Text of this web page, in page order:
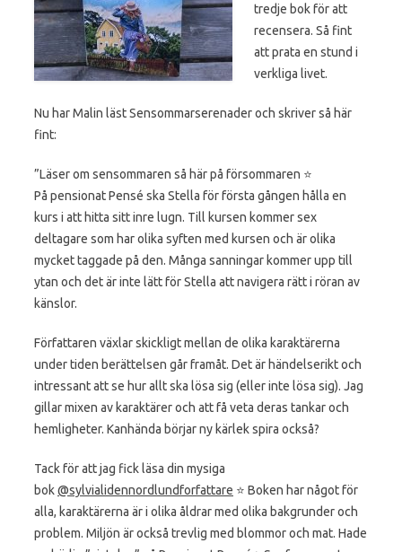
tredje bok för att
recensera. Så fint
att prata en stund i
verkliga livet.
Nu har Malin läst Sensommarserenader och skriver så här
fint:
”Läser om sensommaren så här på försommaren ⭐️
På pensionat Pensé ska Stella för första gången hålla en
kurs i att hitta sitt inre lugn. Till kursen kommer sex
deltagare som har olika syften med kursen och är olika
mycket taggade på den. Många sanningar kommer upp till
ytan och det är inte lätt för Stella att navigera rätt i röran av
känslor.
Författaren växlar skickligt mellan de olika karaktärerna
under tiden berättelsen går framåt. Det är händelserikt och
intressant att se hur allt ska lösa sig (eller inte lösa sig). Jag
gillar mixen av karaktärer och att få veta deras tankar och
hemligheter. Kanhända börjar ny kärlek spira också?
Tack för att jag fick läsa din mysiga
bok@sylvialidennordlundforfattare ⭐️ Boken har något för
alla, karaktärerna är i olika åldrar med olika bakgrunder och
problem. Miljön är också trevlig med blommor och mat. Hade